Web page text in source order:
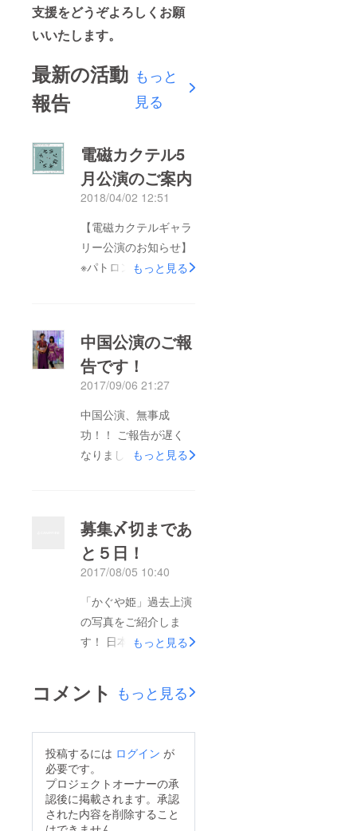
支援をどうぞよろしくお願
いいたします。
最新の活動
報告
もっと
見る
電磁カクテル5
月公演のご案内
2018/04/02 12:51
【電磁カクテルギャラ
リー公演のお知らせ】
※パトロンの皆様は、
のアメリカ橋ギャラ
リーにて4日間計8回の
公演を行います！是非
お越しくださいませ!
以下、公演詳細です。
《ケセランぱサラン
～教えてあなたのとっ
ひっくり返してけむく
じゃら ひっくり返し
てつんつるてん 消え
時:2018年5月10日～
13日 ①14時～
②17時～ ※12日の17
17時の回はライブペイ
ンティング(小林舞)と
◆場所:アメリカ橋
ギャラリー(恵比寿駅
から徒歩5分) ◆出演:
電磁カクテル(楠田し
おり&amp;小林
もっと見る
中国公演のご報
告です！
2017/09/06 21:27
中国公演、無事成
功！！ ご報告が遅く
なりましたが、8月25
精一杯の心を込めて演
じた「竹取物語」は、
中国、台湾、日本から
集まったお客様や諸先
生方から沢山の好評の
声を頂き、また今後に
向けてのアドバイスも
た！ 特に中国・台湾
いただけたようで、終
演後にダンスを真似し
ている方がチラホラ
(^^♪ 海外でパフォー
マンスをするとき、文
もっと見る
募集〆切まであ
と５日！
2017/08/05 10:40
「かぐや姫」過去上演
の写真をご紹介しま
す！ 日本最古の文学
物語』を読み込み、か
ぐや姫が天女として地
出会いの中で豊かな感
情を育んでいく様子、
そして無情にも再び心
を持たない天界へ旅立
もっと見る
コメント もっと見る
投稿するには ログイン が
必要です。
プロジェクトオーナーの承
認後に掲載されます。承認
された内容を削除すること